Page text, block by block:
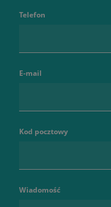
Telefon
E-mail
Kod pocztowy
Wiadomość